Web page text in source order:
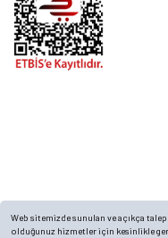
Web sitemizde sunulan ve açıkça
olduğunuz hizmetler için kesinlikle